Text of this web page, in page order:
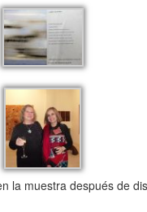
la muestra después de